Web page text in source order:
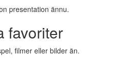
presentation ännu.
favoriter
filmer eller bilder än.